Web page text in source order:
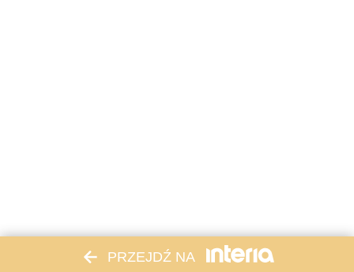
PRZEJDŹ NA